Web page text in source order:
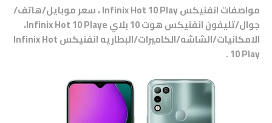
مواصفات انفنيكس Infinix Hot 10 Play ، سعر موبايل/هاتف/
جوال/تليفون انفنيكس هوت 10 بلاي Infinix Hot 10 Playe،
الامكانيات/الشاشه/الكاميرات/البطاريه انفنيكس Infinix Hot
10 Play .